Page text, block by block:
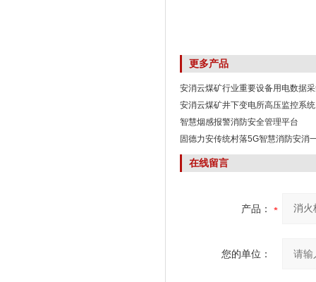
更多产品
安消云煤矿行业重要设备用电数据
安消云煤矿井下变电所高压监控系统
智慧烟感报警消防安全管理平台
固德力安传统村落5G智慧消防安消
在线留言
产品：
您的单位：